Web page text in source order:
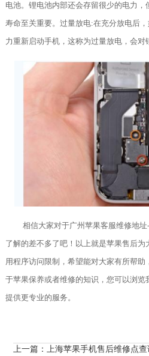
电池。锂电池内部还会存留很少的电力
寿命至关重要。过量放电:在充分放电后
力重新启动手机，这称为过量放电，会对
相信大家对于广州苹果客服维修地
了解的差不多了吧！以上就是苹果售后
用程序访问限制，希望能对大家有所帮
于苹果保养或者维修的知识，您可以浏
提供更专业的服务。
上一篇：
上海苹果手机售后维修点